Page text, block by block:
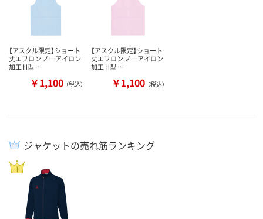
【アスクル限定】ショート
丈エプロン ノーアイロン
加工 H型 …
￥1,100 （税込）
【アスクル限定】ショート
丈エプロン ノーアイロン
加工 H型 …
￥1,100 （税込）
ジャケットの売れ筋ランキング